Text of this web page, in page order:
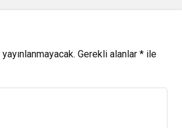
Gerekli alanlar * ile